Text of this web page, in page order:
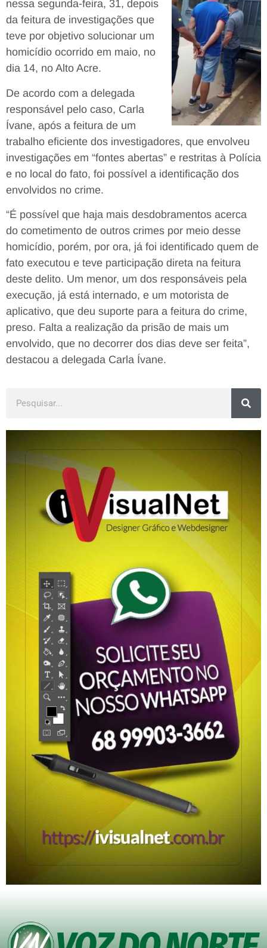
nessa segunda-feira, 31, depois
da feitura de investigações que
teve por objetivo solucionar um
homicídio ocorrido em maio, no
dia 14, no Alto Acre.
De acordo com a delegada
responsável pelo caso, Carla
Ívane, após a feitura de um
trabalho eficiente dos investigadores, que envolveu
investigações em “fontes abertas” e restritas à Polícia
e no local do fato, foi possível a identificação dos
envolvidos no crime.
“É possível que haja mais desdobramentos acerca
do cometimento de outros crimes por meio desse
homicídio, porém, por ora, já foi identificado quem de
fato executou e teve participação direta na feitura
deste delito. Um menor, um dos responsáveis pela
execução, já está internado, e um motorista de
aplicativo, que deu suporte para a feitura do crime,
preso. Falta a realização da prisão de mais um
envolvido, que no decorrer dos dias deve ser feita”,
destacou a delegada Carla Ívane.